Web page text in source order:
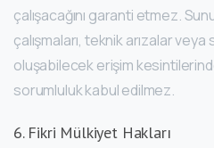
çalışacağını garanti etmez.
çalışmaları, teknik arızalar
oluşabilecek erişim
sorumluluk kabul edilmez.
6. Fikri Mülkiyet Hakları